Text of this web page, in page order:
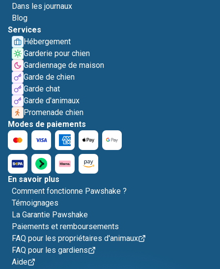
Dans les journaux
Blog
Services
Hébergement
Garderie pour chien
Gardiennage de maison
Garde de chien
Garde chat
Garde d'animaux
Promenade chien
Modes de paiements
En savoir plus
Comment fonctionne Pawshake ?
Témoignages
La Garantie Pawshake
Paiements et remboursements
FAQ pour les propriétaires d'animaux
FAQ pour les gardiens
Aide